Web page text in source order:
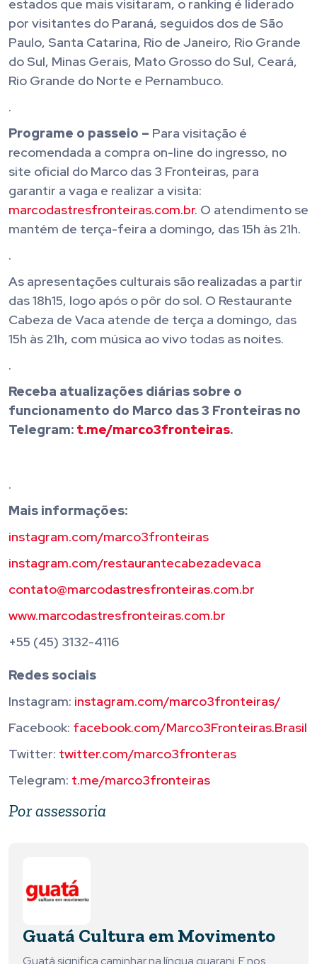
estados que mais visitaram, o ranking é liderado
por visitantes do Paraná, seguidos dos de São
Paulo, Santa Catarina, Rio de Janeiro, Rio Grande
do Sul, Minas Gerais, Mato Grosso do Sul, Ceará,
Rio Grande do Norte e Pernambuco.
.
Programe o passeio – Para visitação é
recomendada a compra on-line do ingresso, no
site oficial do Marco das 3 Fronteiras, para
garantir a vaga e realizar a visita:
marcodastresfronteiras.com.br. O atendimento se
mantém de terça-feira a domingo, das 15h às 21h.
.
As apresentações culturais são realizadas a partir
das 18h15, logo após o pôr do sol. O Restaurante
Cabeza de Vaca atende de terça a domingo, das
15h às 21h, com música ao vivo todas as noites.
.
Receba atualizações diárias sobre o
funcionamento do Marco das 3 Fronteiras no
Telegram: t.me/marco3fronteiras.
.
Mais informações:
instagram.com/marco3fronteiras
instagram.com/restaurantecabezadevaca
contato@marcodastresfronteiras.com.br
www.marcodastresfronteiras.com.br
+55 (45) 3132-4116
Redes sociais
Instagram: instagram.com/marco3fronteiras/
Facebook: facebook.com/Marco3Fronteiras.Brasil
Twitter: twitter.com/marco3fronteras
Telegram: t.me/marco3fronteiras
Por assessoria
Guatá Cultura em Movimento
Guatá significa caminhar na língua guarani. E nos